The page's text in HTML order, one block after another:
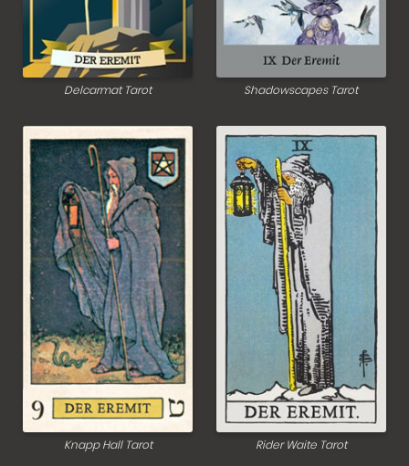
Delcarmat Tarot Shadowscapes Tarot
Knapp Hall Tarot Rider Waite Tarot